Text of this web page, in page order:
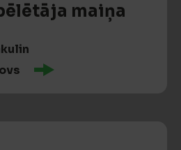
maiņa